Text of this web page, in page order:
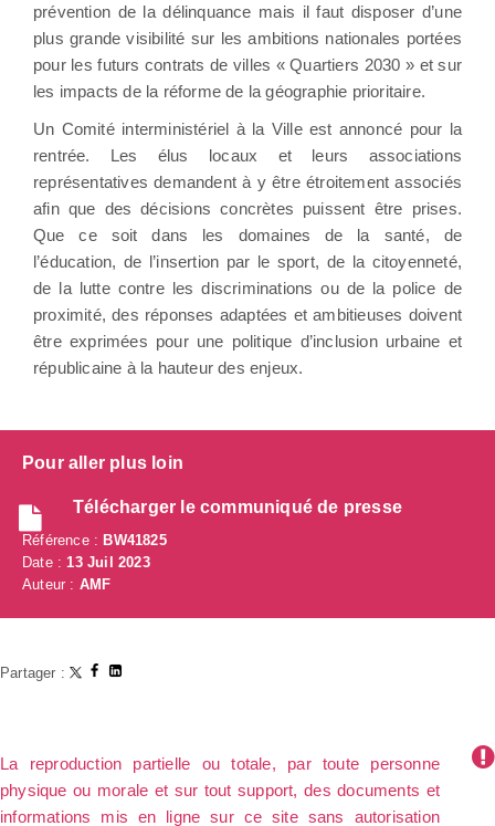
prévention de la délinquance mais il faut disposer d’une
plus grande visibilité sur les ambitions nationales portées
pour les futurs contrats de villes « Quartiers 2030 » et sur
les impacts de la réforme de la géographie prioritaire.
Un Comité interministériel à la Ville est annoncé pour la
rentrée. Les élus locaux et leurs associations
représentatives demandent à y être étroitement associés
afin que des décisions concrètes puissent être prises.
Que ce soit dans les domaines de la santé, de
l’éducation, de l’insertion par le sport, de la citoyenneté,
de la lutte contre les discriminations ou de la police de
proximité, des réponses adaptées et ambitieuses doivent
être exprimées pour une politique d’inclusion urbaine et
républicaine à la hauteur des enjeux.
Pour aller plus loin
Télécharger le communiqué de presse
Référence :BW41825
Date : 13 Juil 2023
Auteur : AMF
Partager :
La reproduction partielle ou totale, par toute personne
physique ou morale et sur tout support, des documents et
informations mis en ligne sur ce site sans autorisation